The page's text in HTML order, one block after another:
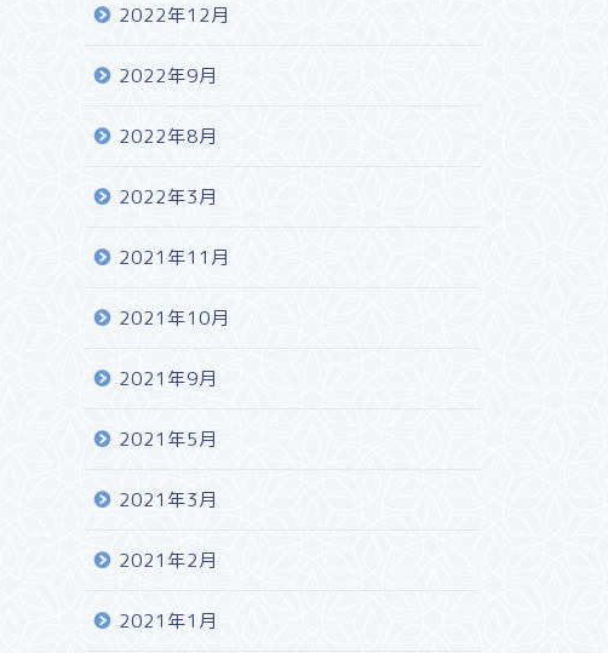
2022年12月
2022年9月
2022年8月
2022年3月
2021年11月
2021年10月
2021年9月
2021年5月
2021年3月
2021年2月
2021年1月